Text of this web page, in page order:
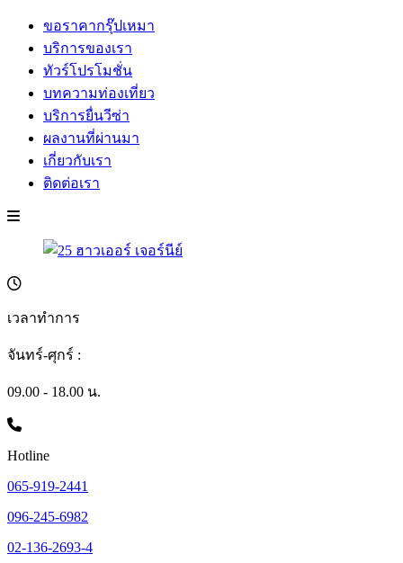
ขอราคากรุ๊ปเหมา
บริการของเรา
ทัวร์โปรโมชั่น
บทความท่องเที่ยว
บริการยื่นวีซ่า
ผลงานที่ผ่านมา
เกี่ยวกับเรา
ติดต่อเรา
เวลาทำการ
จันทร์-ศุกร์ :
09.00 - 18.00 น.
Hotline
065-919-2441
096-245-6982
02-136-2693-4